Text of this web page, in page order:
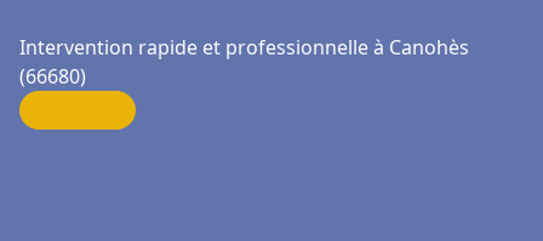
Intervention rapide et professionnelle à Canohès
(66680)